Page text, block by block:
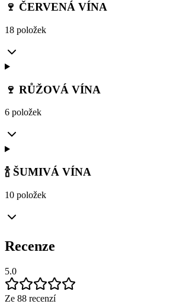
🍷 ČERVENÁ VÍNA
18 položek
🍷 RŮŽOVÁ VÍNA
6 položek
🍾 ŠUMIVÁ VÍNA
10 položek
Recenze
5.0
Ze 88 recenzí